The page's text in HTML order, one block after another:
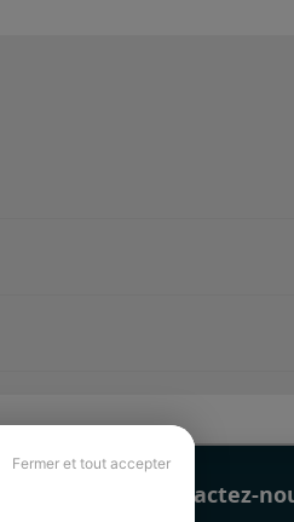
Fermer et tout accepter
Contactez-